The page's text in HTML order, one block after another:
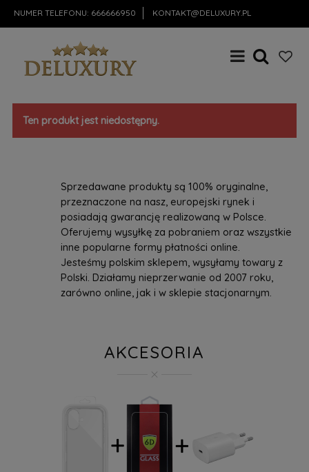
NUMER TELEFONU: 666666950 KONTAKT@DELUXURY.PL
Ten produkt jest niedostępny.
Sprzedawane produkty są 100% oryginalne,
przeznaczone na nasz, europejski rynek i
posiadają gwarancję realizowaną w Polsce.
Oferujemy wysyłkę za pobraniem oraz wszystkie
inne popularne formy płatności online.
Jesteśmy polskim sklepem, wysyłamy towary z
Polski. Działamy nieprzerwanie od 2007 roku,
zarówno online, jak i w sklepie stacjonarnym.
AKCESORIA